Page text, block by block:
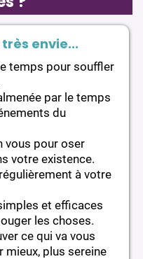
très envie...
temps pour souffler
par le temps
du
vous pour oser
votre existence.
à votre
et efficaces
les choses.
ce qui va vous
mieux, plus sereine